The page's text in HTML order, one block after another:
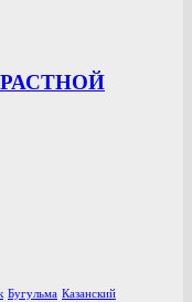
Бугульма Казанский